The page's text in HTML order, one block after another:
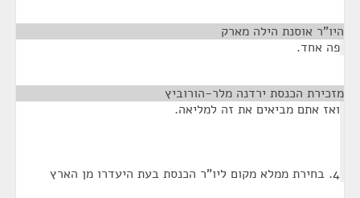
היו"ר אוסנת הילה מארק
פה אחד.
מזכירת הכנסת ירדנה מלר-הורוביץ
ואז אתם מביאים את זה למליאה.
4. בחירת ממלא מקום ליו"ר הכנסת בעת היעדרו מן הארץ